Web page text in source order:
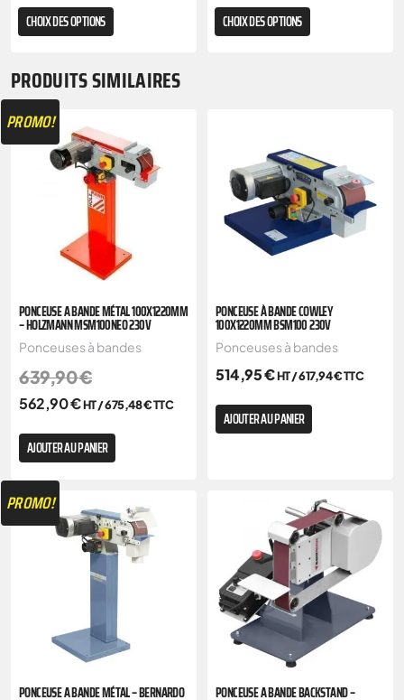
CHOIX DES OPTIONS CHOIX DES OPTIONS
PRODUITS SIMILAIRES
PROMO!
PONCEUSE A BANDE MÉTAL 100X1220MM
– HOLZMANN MSM100NEO 230V
Ponceuses à bandes
639,90€
562,90€HT /675,48€TTC
AJOUTER AU PANIER
PONCEUSE À BANDE COWLEY
100X1220MM BSM100 230V
Ponceuses à bandes
514,95€HT /617,94€TTC
AJOUTER AU PANIER
PROMO!
PONCEUSE A BANDE MÉTAL – BERNARDO PONCEUSE A BANDE BACKSTAND –